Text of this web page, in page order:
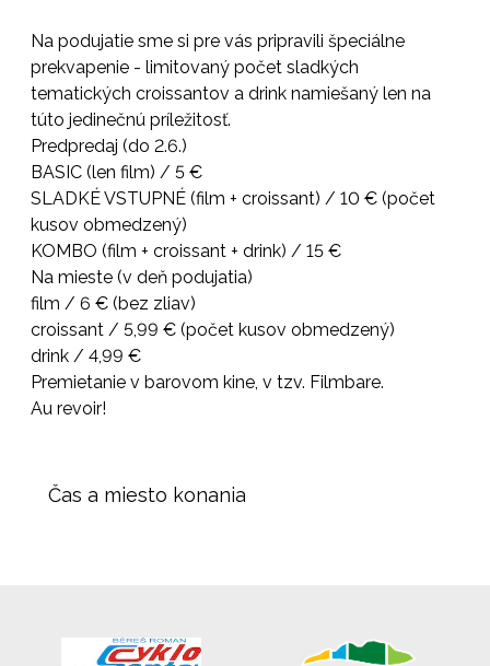
Na podujatie sme si pre vás pripravili špeciálne
prekvapenie - limitovaný počet sladkých
tematických croissantov a drink namiešaný len na
túto jedinečnú príležitosť.
Predpredaj (do 2.6.)
BASIC (len film) / 5 €
SLADKÉ VSTUPNÉ (film + croissant) / 10 € (počet
kusov obmedzený)
KOMBO (film + croissant + drink) / 15 €
Na mieste (v deň podujatia)
film / 6 € (bez zliav)
croissant / 5,99 € (počet kusov obmedzený)
drink / 4,99 €
Premietanie v barovom kine, v tzv. Filmbare.
Au revoir!
Čas a miesto konania